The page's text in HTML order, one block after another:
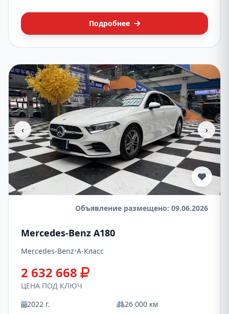
Подробнее
‹ ›
Объявление размещено: 09.06.2026
Mercedes-Benz A180
Mercedes-Benz•A-Класс
2 632 668
ЦЕНА ПОД КЛЮЧ
2022 г.
26 000 км